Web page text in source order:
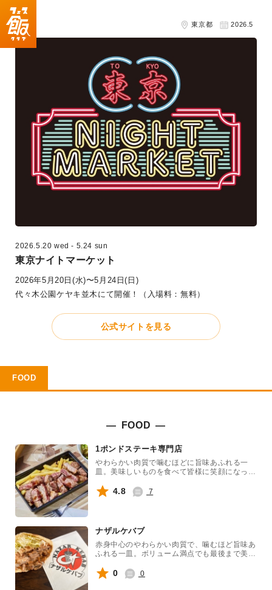
東京都 2026.5
2026.5.20 wed - 5.24 sun
東京ナイトマーケット
2026年5月20日(水)〜5月24日(日)
代々木公園ケヤキ並木にて開催！（入場料：無料）
公式サイトを見る
FOOD
FOOD
1ポンドステーキ専門店
やわらかい肉質で噛むほどに旨味あふれる一
皿。美味しいものを食べて皆様に笑顔になって
4.8 7
ナザルケバブ
赤身中心のやわらかい肉質で、噛むほど旨味あ
ふれる一皿。ボリューム満点でも最後まで美味
0 0